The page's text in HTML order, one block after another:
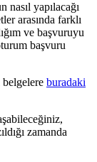
yapılacağı
arasında farklı
ve başvuruyu
başvuru
buradaki
zamanda